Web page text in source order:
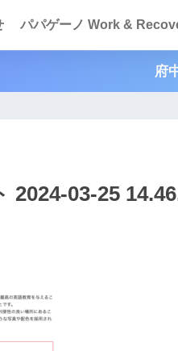
パパゲーノ Work &
府
2024-03-25